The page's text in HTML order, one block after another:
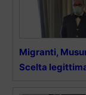
Migranti,
Scelta